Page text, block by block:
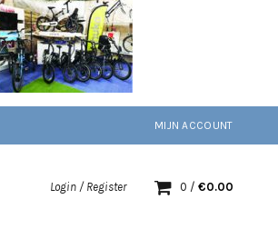
MIJN ACCOUNT
Login / Register 0 / €0.00